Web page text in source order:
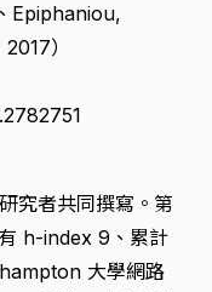
Epiphaniou,
）
究者共同撰寫。第
h-index 9、累計
大學網路